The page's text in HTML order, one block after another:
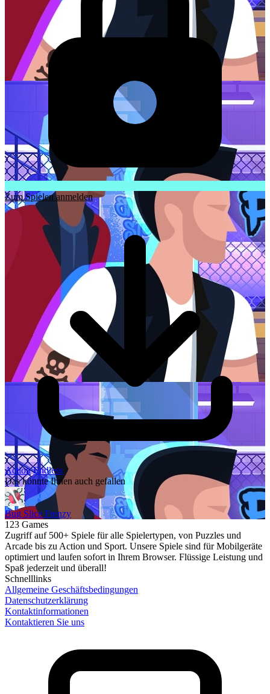
Zum Spielen anmelden
Action Endless
Das könnte Ihnen auch gefallen
Bug Slice Frenzy
123 Games
Zugriff auf 500+ Spiele für alle Spielertypen, von Puzzles und
Arcade bis zu Action und Sport. Unsere Spiele sind für Mobilgeräte
optimiert und laufen sofort in Ihrem Browser. Flüssige Leistung und
Spaß jederzeit und überall!
Schnelllinks
Allgemeine Geschäftsbedingungen
Datenschutzerklärung
Kontaktinformationen
Kontaktieren Sie uns